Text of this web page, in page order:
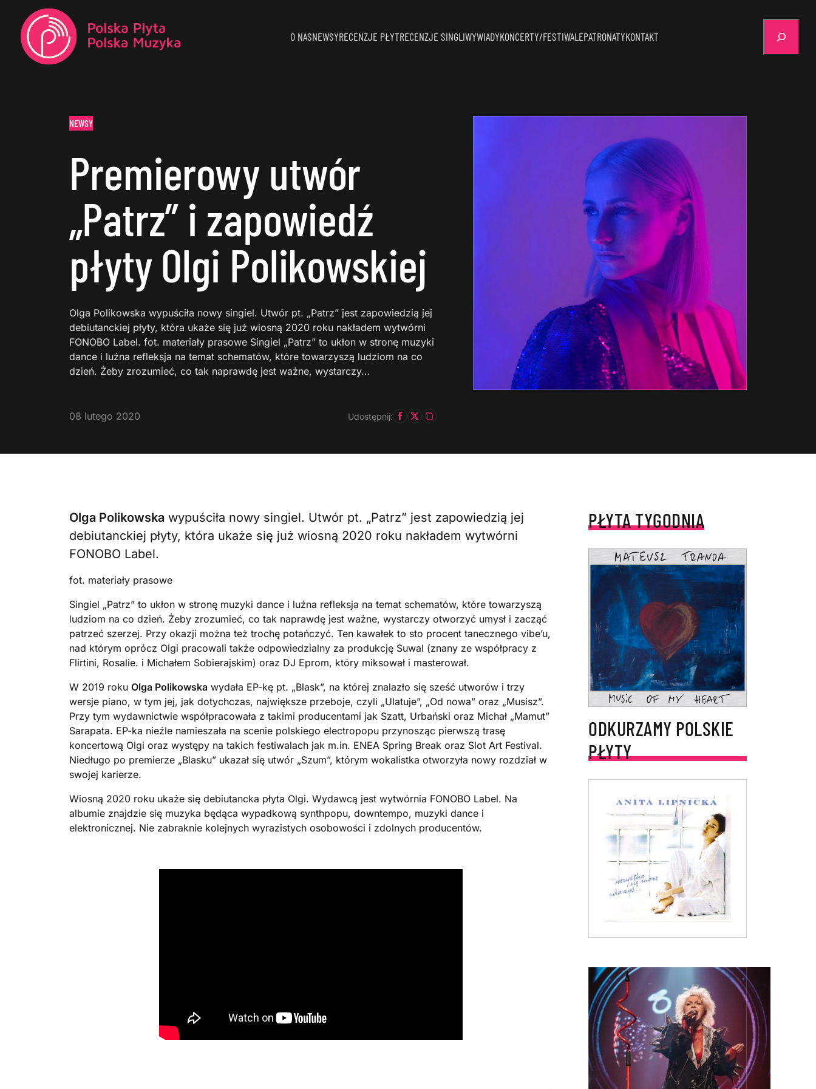
O NASNEWSYRECENZJE PŁYTRECENZJE SINGLIWYWIADYKONCERTY/FESTIWALEPATRONATYKONTAKT
NEWSY
Premierowy utwór
„Patrz” i zapowiedź
płyty Olgi Polikowskiej
Olga Polikowska wypuściła nowy singiel. Utwór pt. „Patrz” jest zapowiedzią jej
debiutanckiej płyty, która ukaże się już wiosną 2020 roku nakładem wytwórni
FONOBO Label. fot. materiały prasowe Singiel „Patrz” to ukłon w stronę muzyki
dance i luźna refleksja na temat schematów, które towarzyszą ludziom na co
dzień. Żeby zrozumieć, co tak naprawdę jest ważne, wystarczy…
08 lutego 2020 Udostępnij:
Olga Polikowska wypuściła nowy singiel. Utwór pt. „Patrz” jest zapowiedzią jej
debiutanckiej płyty, która ukaże się już wiosną 2020 roku nakładem wytwórni
FONOBO Label.
fot. materiały prasowe
Singiel „Patrz” to ukłon w stronę muzyki dance i luźna refleksja na temat schematów, które towarzyszą
ludziom na co dzień. Żeby zrozumieć, co tak naprawdę jest ważne, wystarczy otworzyć umysł i zacząć
patrzeć szerzej. Przy okazji można też trochę potańczyć. Ten kawałek to sto procent tanecznego vibe’u,
nad którym oprócz Olgi pracowali także odpowiedzialny za produkcję Suwal (znany ze współpracy z
Flirtini, Rosalie. i Michałem Sobierajskim) oraz DJ Eprom, który miksował i masterował.
W 2019 roku Olga Polikowska wydała EP-kę pt. „Blask”, na której znalazło się sześć utworów i trzy
wersje piano, w tym jej, jak dotychczas, największe przeboje, czyli „Ulatuje”, „Od nowa” oraz „Musisz”.
Przy tym wydawnictwie współpracowała z takimi producentami jak Szatt, Urbański oraz Michał „Mamut”
Sarapata. EP-ka nieźle namieszała na scenie polskiego electropopu przynosząc pierwszą trasę
koncertową Olgi oraz występy na takich festiwalach jak m.in. ENEA Spring Break oraz Slot Art Festival.
Niedługo po premierze „Blasku” ukazał się utwór „Szum”, którym wokalistka otworzyła nowy rozdział w
swojej karierze.
Wiosną 2020 roku ukaże się debiutancka płyta Olgi. Wydawcą jest wytwórnia FONOBO Label. Na
albumie znajdzie się muzyka będąca wypadkową synthpopu, downtempo, muzyki dance i
elektronicznej. Nie zabraknie kolejnych wyrazistych osobowości i zdolnych producentów.
PŁYTA TYGODNIA
ODKURZAMY POLSKIE
PŁYTY